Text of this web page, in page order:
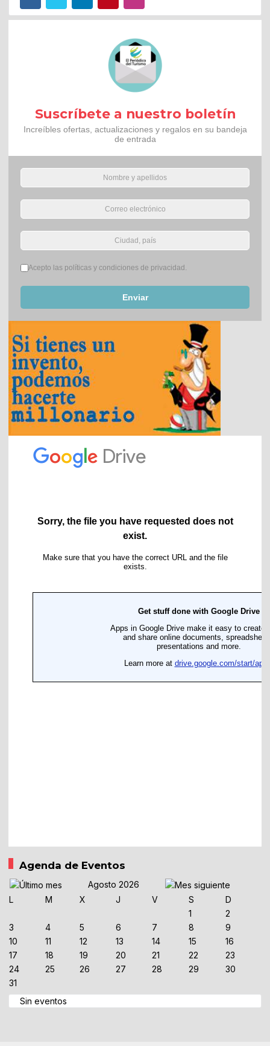
Suscríbete a nuestro boletín
Increíbles ofertas, actualizaciones y regalos en su bandeja
de entrada
Términos del servicio*
Acepto las políticas y condiciones de privacidad.
Enviar
Agenda de Eventos
Agosto 2026
L
M X J V S
D
1
2
3
4 5 6 7 8
9
10
11 12 13 14 15
16
17
18 19 20 21 22
23
24
25 26 27 28 29
30
31
Sin eventos